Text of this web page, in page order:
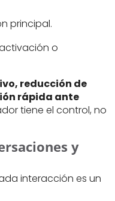
principal.
o
reducción de
rápida ante
tiene el control, no
y
interacción es un